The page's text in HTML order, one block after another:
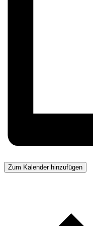
Zum Kalender hinzufügen